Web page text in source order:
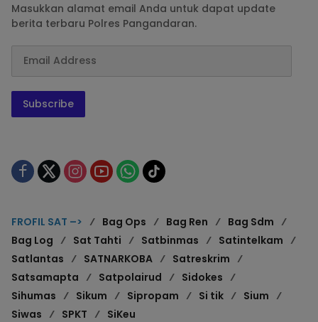
Masukkan alamat email Anda untuk dapat update
berita terbaru Polres Pangandaran.
Subscribe
FROFIL SAT –> Bag Ops Bag Ren
Bag Sdm
Bag Log
Sat Tahti Satbinmas
Satintelkam
Satlantas
SATNARKOBA
Satreskrim
Satsamapta
Satpolairud
Sidokes
Sihumas
Sikum Sipropam Si tik
Sium
Siwas
SPKT SiKeu